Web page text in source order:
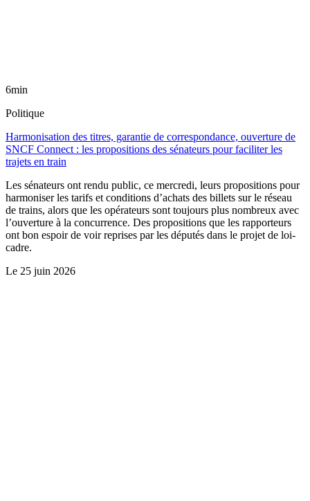
6min
Politique
Harmonisation des titres, garantie de correspondance, ouverture de
SNCF Connect : les propositions des sénateurs pour faciliter les
trajets en train
Les sénateurs ont rendu public, ce mercredi, leurs propositions pour
harmoniser les tarifs et conditions d’achats des billets sur le réseau
de trains, alors que les opérateurs sont toujours plus nombreux avec
l’ouverture à la concurrence. Des propositions que les rapporteurs
ont bon espoir de voir reprises par les députés dans le projet de loi-
cadre.
Le 25 juin 2026